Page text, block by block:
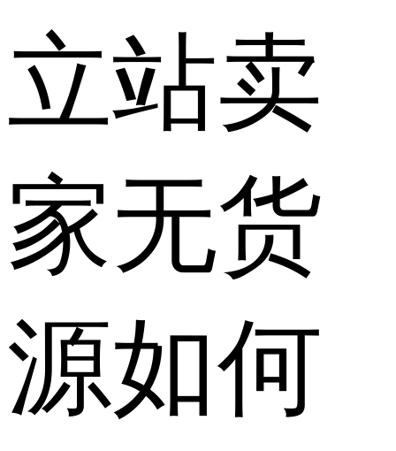
立站卖
家无货
源如何